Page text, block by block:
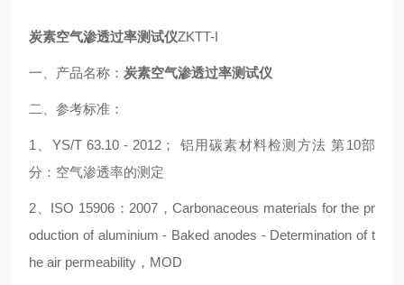
炭素空气渗透过率测试仪ZKTT-I
一、产品名称： 炭素空气渗透过率测试仪
二、参考标准：
1、YS/T 63.10 - 2012； 铝用碳素材料检测方法 第10部
分：空气渗透率的测定
2、ISO 15906：2007，Carbonaceous materials for the pr
oduction of aluminium - Baked anodes - Determination of t
he air permeability，MOD